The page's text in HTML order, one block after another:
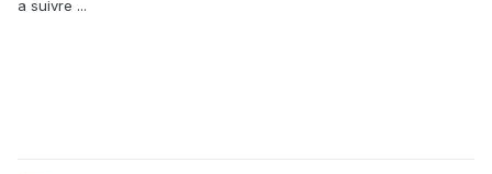
a suivre ...